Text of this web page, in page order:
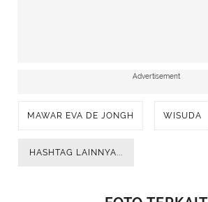
Advertisement
MAWAR EVA DE JONGH WISUDA
HASHTAG LAINNYA...